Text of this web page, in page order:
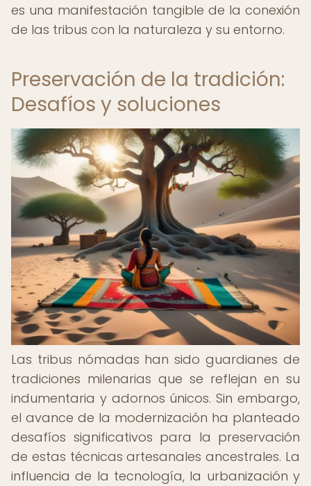
es una manifestación tangible de la conexión
de las tribus con la naturaleza y su entorno.
Preservación de la tradición:
Desafíos y soluciones
Las tribus nómadas han sido guardianes de
tradiciones milenarias que se reflejan en su
indumentaria y adornos únicos. Sin embargo,
el avance de la modernización ha planteado
desafíos significativos para la preservación
de estas técnicas artesanales ancestrales. La
influencia de la tecnología, la urbanización y